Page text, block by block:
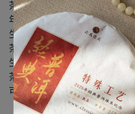
茶品名稱：尚茶方磚 普洱熟茶
年份：2021 年
生熟：熟茶
茶種：雲南大葉茶
生長型態：生態茶拚古樹茶
茶區：版納茶區
可選規格：
· 25g 茶樣